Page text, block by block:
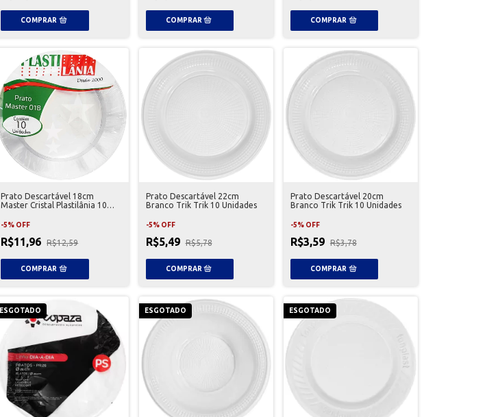
Prato Descartável 18cm
Master Cristal Plastilânia 10
-5% OFF
R$11,96 R$12,59
Prato Descartável 22cm
Branco Trik Trik 10 Unidades
-5% OFF
R$5,49 R$5,78
Prato Descartável 20cm
Branco Trik Trik 10 Unidades
-5% OFF
R$3,59 R$3,78
ESGOTADO ESGOTADO ESGOTADO